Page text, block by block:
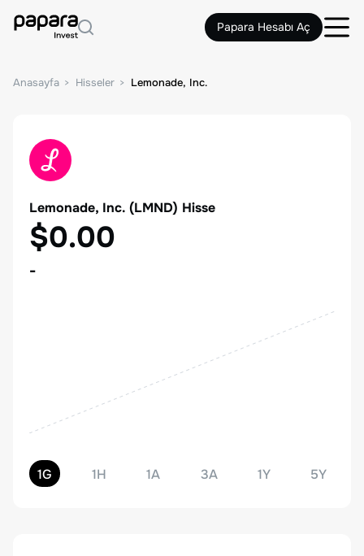
Papara Hesabı Aç
Anasayfa Hisseler Lemonade, Inc.
Lemonade, Inc. (LMND) Hisse
$0.00
-
1G 1H 1A 3A 1Y 5Y